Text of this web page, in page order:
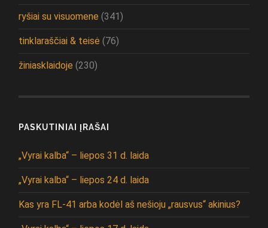
ryšiai su visuomene (341)
tinklaraščiai & teisė (76)
žiniasklaidoje (230)
PASKUTINIAI ĮRAŠAI
„Vyrai kalba“ – liepos 31 d. laida
„Vyrai kalba“ – liepos 24 d. laida
Kas yra FL-41 arba kodėl aš nešioju „rausvus“ akinius?